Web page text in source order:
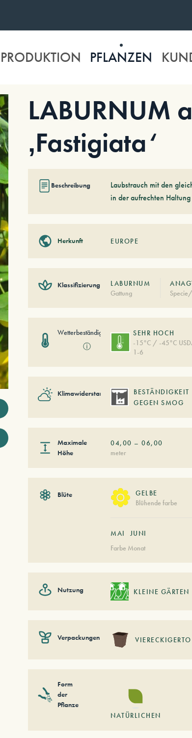
PRODUKTION PFLANZEN
LABURNUM
‚Fastigiata‘
Beschreibung
Laubstrauch mit den
in der aufrechten
Herkunft EUROPE
Klassifizierung
LABURNUM
Gattung
Wetterbeständigkeit
ⓘ
SEHR HOCH
-15°C / -45°C
1-6
Klimawiderstand
BESTÄNDIGKEIT
GEGEN SMOG
Maximale
Höhe
04,00 –06,00
meter
Blüte
GELBE
Blühende farbe
MAI
JUNI
Farbe Monat
Nutzung KLEINE GÄRTEN
Verpackungen
Form
der
Pflanze
NATÜRLICHEN